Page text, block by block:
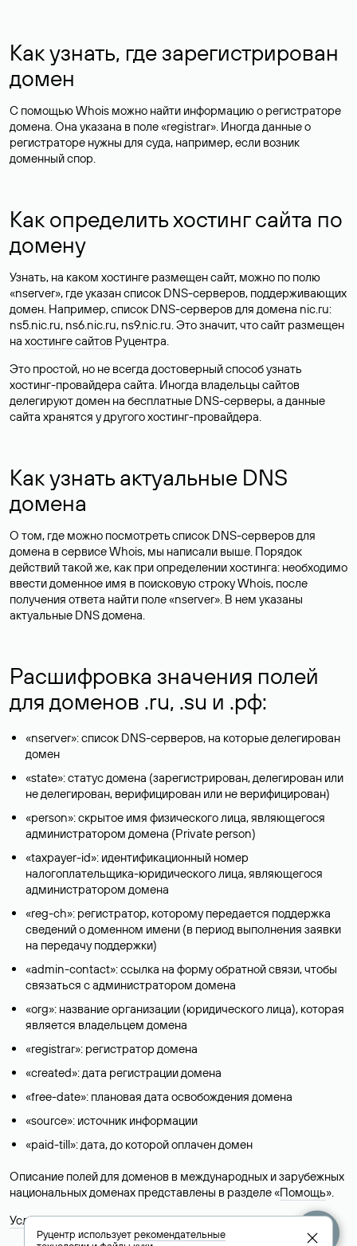
Как узнать, где зарегистрирован
домен
С помощью Whois можно найти информацию о регистраторе
домена. Она указана в поле «registrar». Иногда данные о
регистраторе нужны для суда, например, если возник
доменный спор.
Как определить хостинг сайта по
домену
Узнать, на каком хостинге размещен сайт, можно по полю
«nserver», где указан список DNS-серверов, поддерживающих
домен. Например, список DNS-серверов для домена nic.ru:
ns5.nic.ru, ns6.nic.ru, ns9.nic.ru. Это значит, что сайт размещен
на хостинге сайтов Руцентра.
Это простой, но не всегда достоверный способ узнать
хостинг-провайдера сайта. Иногда владельцы сайтов
делегируют домен на бесплатные DNS-серверы, а данные
сайта хранятся у другого хостинг-провайдера.
Как узнать актуальные DNS
домена
О том, где можно посмотреть список DNS-серверов для
домена в сервисе Whois, мы написали выше. Порядок
действий такой же, как при определении хостинга: необходимо
ввести доменное имя в поисковую строку Whois, после
получения ответа найти поле «nserver». В нем указаны
актуальные DNS домена.
Расшифровка значения полей
для доменов .ru, .su и .рф:
«nserver»: список DNS-серверов, на которые делегирован
домен
«state»: статус домена (зарегистрирован, делегирован или
не делегирован, верифицирован или не верифицирован)
«person»: скрытое имя физического лица, являющегося
администратором домена (Privatе person)
«taxpayer-id»: идентификационный номер
налогоплательщика-юридического лица, являющегося
администратором домена
«reg-ch»: регистратор, которому передается поддержка
сведений о доменном имени (в период выполнения заявки
на передачу поддержки)
«admin-contact»: ссылка на форму обратной связи, чтобы
связаться с администратором домена
«org»: название организации (юридического лица), которая
является владельцем домена
«registrar»: регистратор домена
«created»: дата регистрации домена
«free-date»: плановая дата освобождения домена
«source»: источник информации
«paid-till»: дата, до которой оплачен домен
Описание полей для доменов в международных и зарубежных
национальных доменах представлены в разделе «Помощь».
Условия использования Whois-сервиса
Руцентр используетрекомендательные